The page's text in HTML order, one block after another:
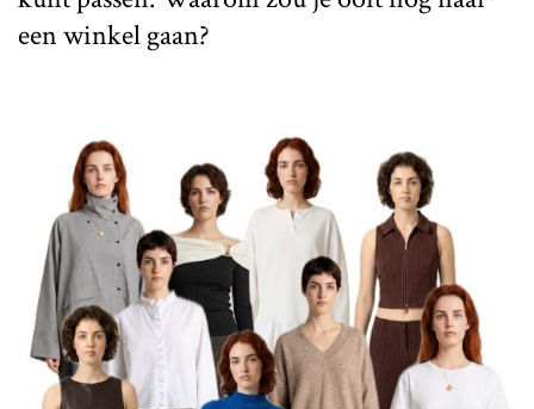
een winkel gaan?